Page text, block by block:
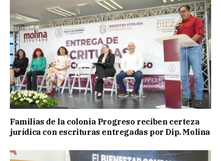
Familias de la colonia Progreso reciben certeza
jurídica con escrituras entregadas por Dip. Molina